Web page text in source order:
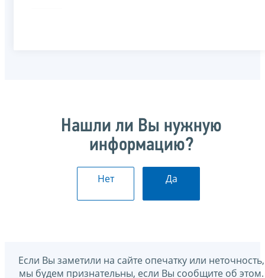
Нашли ли Вы нужную
информацию?
Нет Да
Если Вы заметили на сайте опечатку или неточность,
мы будем признательны, если Вы сообщите об этом.